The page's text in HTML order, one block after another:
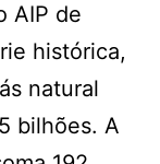
AIP de
histórica,
natural
bilhões. A